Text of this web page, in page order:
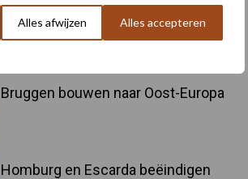
Alles afwijzen Alles accepteren
onttrekkingsverbod uit: geen water
meer oppompen uit onbevaarbare
Bruggen bouwen naar Oost-Europa
Homburg en Escarda beëindigen